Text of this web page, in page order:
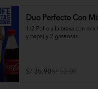
Duo Perfecto Con
1/2 Pollo a la brasa con mix
y papa) y 2 gaseosas
S/ 35.90S/ 53.00